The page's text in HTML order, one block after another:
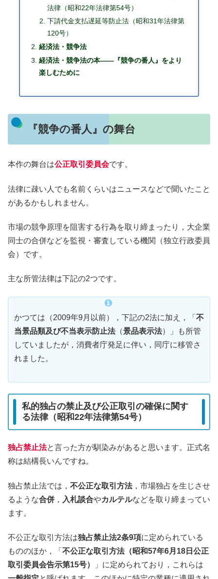
法律（昭和22年法律第54号）
下請代金支払遅延等防止法（昭和31年法律第
120号）
経済法・競争法
経済法・競争法の本――『競争の番人』をより
楽しむために
『競争の番人』の舞台
本作の舞台は公正取引委員会です。
法律に疎い人でも名前くらいはニュースなどで聞いたこと
があるかもしれません。
市場の競争原理を阻害する行為を取り締まったり，大企業
同士の合併などを監視・審査している機関（独立行政委員
会）です。
主な所管法律は下記の2つです。
かつては（2009年9月以前），下記の2法に加え，「 不
当景品類及び不当表示防止法（景品表示法）」も所管
していましたが，消費者庁発足に伴い，同庁に移管さ
れました。
私的独占の禁止及び公正取引の確保に関す
る法律（昭和22年法律第54号）
独占禁止法と言った方が馴染みがあると思います。正式名
称は結構長いんですね。
独占禁止法では， 不公正な取引方法，市場独占を生じさせ
るような合併 ， 入札談合やカルテルなどを取り締まってい
ます。
不公正な取引方法は独占禁止法2条9項に定められている
もののほか，「 不公正な取引方法（昭和57年6月18日公正
取引委員会告示第15号）
」に定められており，これらは